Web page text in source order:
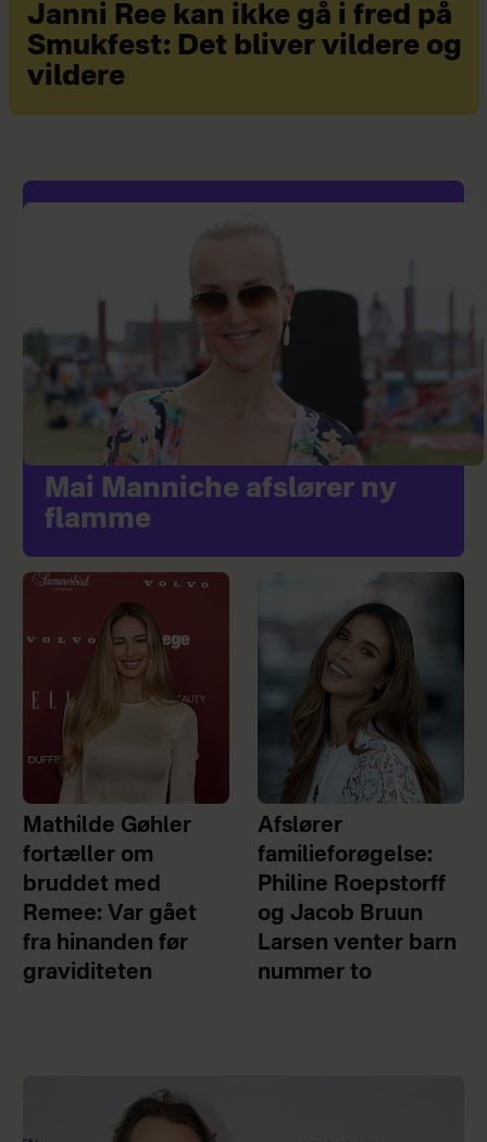
Janni Ree kan ikke gå i fred på
Smukfest: Det bliver vildere og
vildere
Mai Manniche afslører ny
flamme
Mathilde Gøhler
fortæller om
bruddet med
Remee: Var gået
fra hinanden før
graviditeten
Afslører
familieforøgelse:
Philine Roepstorff
og Jacob Bruun
Larsen venter barn
nummer to